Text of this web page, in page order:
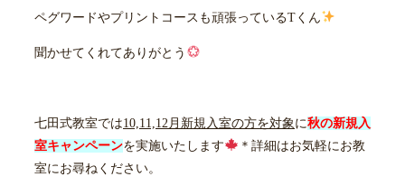
ペグワードやプリントコースも頑張っているTくん
聞かせてくれてありがとう
七田式教室では10,11,12月新規入室の方を対象に秋の新規入
室キャンペーンを実施いたします
＊詳細はお気軽にお教
室にお尋ねください。